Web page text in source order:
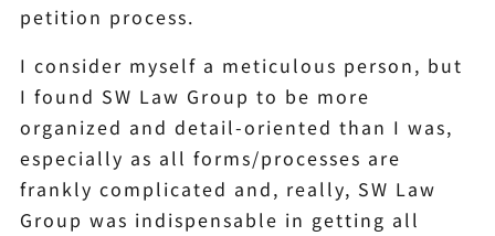
petition process.
I consider myself a meticulous person, but
I found SW Law Group to be more
organized and detail-oriented than I was,
especially as all forms/processes are
frankly complicated and, really, SW Law
Group was indispensable in getting all